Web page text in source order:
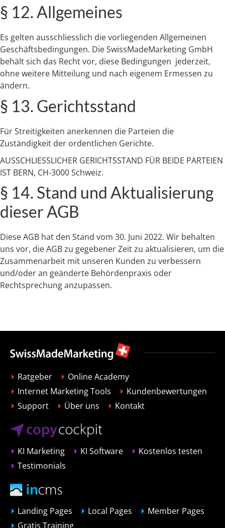
§ 12. Allgemeines
Es gelten ausschliesslich die vorliegenden Allgemeinen
Geschäftsbedingungen. Die SwissMadeMarketing GmbH
behält sich das Recht vor, diese Bedingungen jederzeit,
ohne weitere Mitteilung und nach eigenem Ermessen zu
ändern.
§ 13. Gerichtsstand
Für Streitigkeiten anerkennen die Parteien die
Zuständigkeit der ordentlichen Gerichte.
AUSSCHLIESSLICHER GERICHTSSTAND FÜR BEIDE PARTEIEN
IST BERN, CH-3000 Schweiz.
§ 14. Stand und Aktualisierung
dieser AGB
Diese AGB hat den Stand vom 30. Juni 2022. Wir behalten
uns vor, die AGB zu gegebener Zeit zu aktualisieren, um die
Zusammenarbeit mit unseren Kunden zu verbessern
und/oder an geänderte Behördenpraxis oder
Rechtsprechung anzupassen.
Ratgeber
Online Academy
Internet Marketing Tools
Kundenbewertungen
Support
Über uns Kontakt
KI Marketing KI Software
Kostenlos testen
Testimonials
Landing Pages Local Pages
Member Pages
Gratis Training